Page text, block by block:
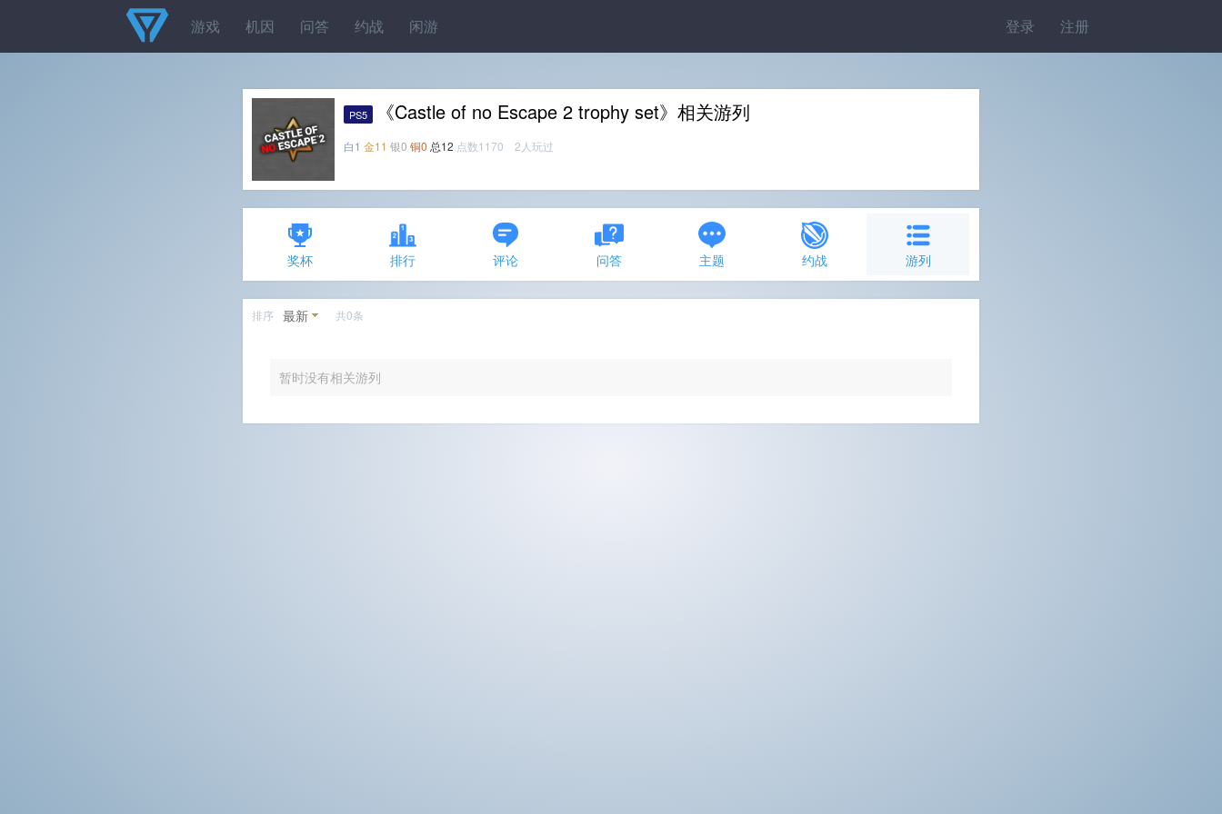
登录 注册
游戏 机因 问答 约战 闲游
PS5 《Castle of no Escape 2 trophy set》相关游列
白1 金11 银0 铜0 总12 点数1170 2人玩过
奖杯 排行 评论 问答 主题 约战 游列
排序 最新 共0条
暂时没有相关游列